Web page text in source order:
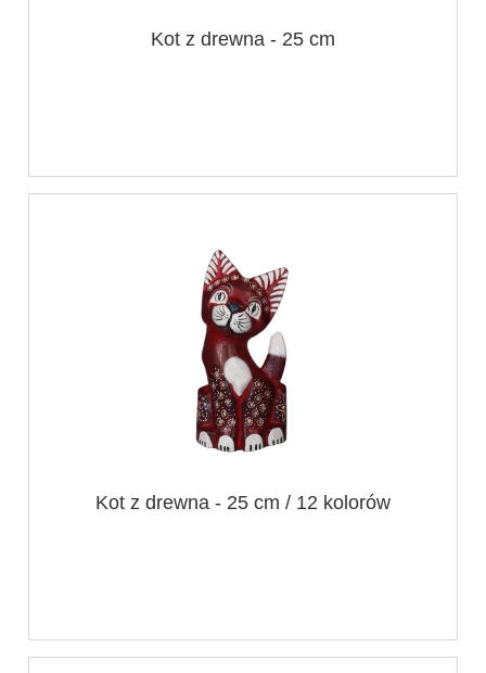
Kot z drewna - 25 cm
Kot z drewna - 25 cm / 12 kolorów